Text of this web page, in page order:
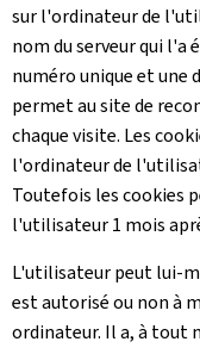
sur l'ordinateur de
nom du serveur qui
numéro unique et
permet au site de
chaque visite. Les
l'ordinateur de
Toutefois les cookies
l'utilisateur 1 mois
L'utilisateur peut lui-
est autorisé ou non à
ordinateur. Il a, à tout